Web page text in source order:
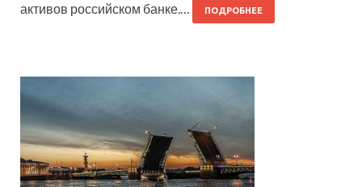
активов российском банке.…
ПОДРОБНЕЕ